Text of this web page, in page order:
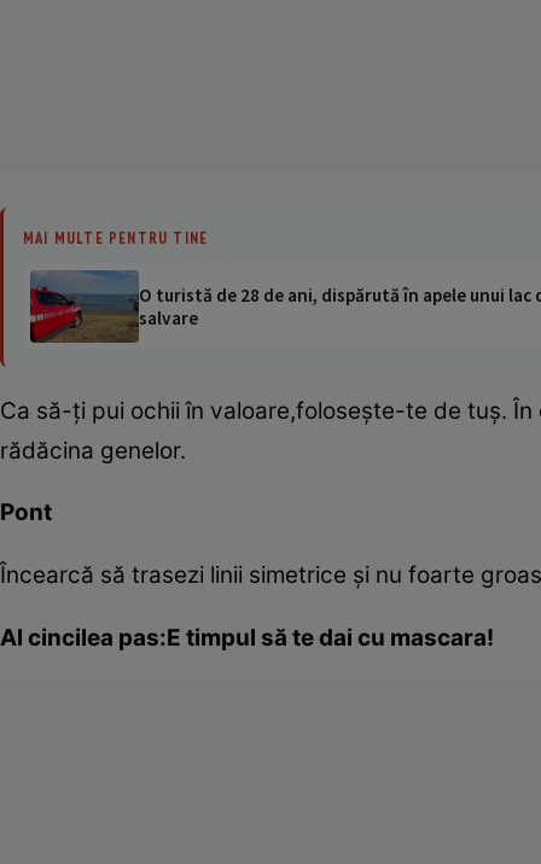
MAI MULTE PENTRU TINE
O turistă de 28 de ani, dispărută în apele unui
salvare
Ca să-ţi pui ochii în valoare,foloseşte-te de tuş.
rădăcina genelor.
Pont
Încearcă să trasezi linii simetrice şi nu foarte
Al cincilea pas:E timpul să te dai cu mascara!